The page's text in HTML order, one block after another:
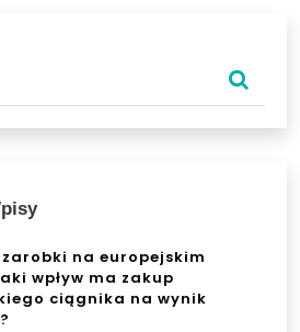
zarobki na europejskim
wpływ ma zakup
ciągnika na wynik